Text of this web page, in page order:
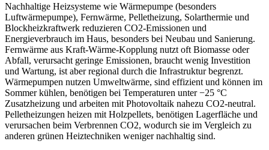
Nachhaltige Heizsysteme wie Wärmepumpe (besonders
Luftwärmepumpe), Fernwärme, Pelletheizung, Solarthermie und
Blockheizkraftwerk reduzieren CO2-Emissionen und
Energieverbrauch im Haus, besonders bei Neubau und Sanierung.
Fernwärme aus Kraft-Wärme-Kopplung nutzt oft Biomasse oder
Abfall, verursacht geringe Emissionen, braucht wenig Investition
und Wartung, ist aber regional durch die Infrastruktur begrenzt.
Wärmepumpen nutzen Umweltwärme, sind effizient und können im
Sommer kühlen, benötigen bei Temperaturen unter −25 °C
Zusatzheizung und arbeiten mit Photovoltaik nahezu CO2-neutral.
Pelletheizungen heizen mit Holzpellets, benötigen Lagerfläche und
verursachen beim Verbrennen CO2, wodurch sie im Vergleich zu
anderen grünen Heiztechniken weniger nachhaltig sind.